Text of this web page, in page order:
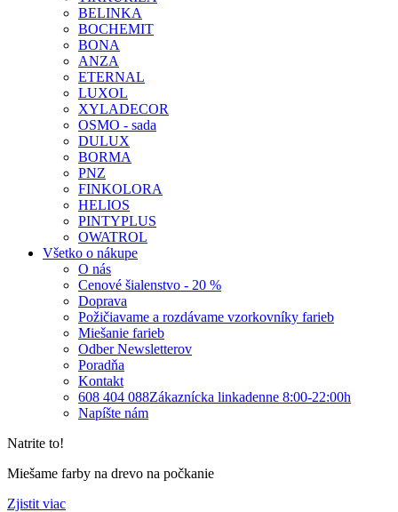
BELINKA
BOCHEMIT
BONA
ANZA
ETERNAL
LUXOL
XYLADECOR
OSMO - sada
DULUX
BORMA
PNZ
FINKOLORA
HELIOS
PINTYPLUS
OWATROL
Všetko o nákupe
O nás
Cenové šialenstvo - 20 %
Doprava
Požičiavame a rozdávame vzorkovníky farieb
Miešanie farieb
Odber Newsletterov
Poradňa
Kontakt
608 404 088Zákaznícka linkadenne 8:00-22:00h
Napíšte nám
Natrite to!
Miešame farby na drevo na počkanie
Zjistit viac